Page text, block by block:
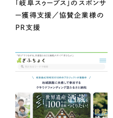
「岐阜スゥープス」のスポンサ
ー獲得支援／協賛企業様の
PR支援